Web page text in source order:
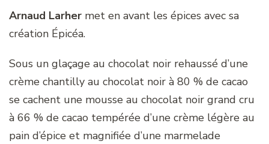
Arnaud Larher met en avant les épices avec sa
création Épicéa.
Sous un glaçage au chocolat noir rehaussé d’une
crème chantilly au chocolat noir à 80 % de cacao
se cachent une mousse au chocolat noir grand cru
à 66 % de cacao tempérée d’une crème légère au
pain d’épice et magnifiée d’une marmelade